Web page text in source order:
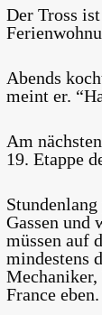
Der Tross
Abends
meint er.
Am
19. Etappe
Gassen und
müssen auf
mindestens
Mechaniker,
France eben.